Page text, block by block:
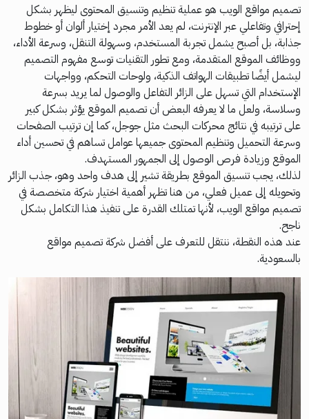
تصميم مواقع الويب هو عملية تنظيم وتنسيق المحتوى ليظهر بشكل
إحترافي وتفاعلي عبر الإنترنت، لم يعد الأمر مجرد إختيار ألوان أو خطوط
جذابة، بل أصبح يشمل تجربة المستخدم، وسهولة التنقل، وسرعة الأداء،
ووظائف الموقع المتقدمة، ومع تطور التقنيات توسع مفهوم التصميم
ليشمل أيضًا تطبيقات الهواتف الذكية، ولوحات التحكم، وواجهات
الإستخدام التي تسهل على الزائر التفاعل والوصول لما يريد بسرعة
وسلاسة، ولعل ما لا يعرفه البعض أن تصميم الموقع يؤثر بشكل كبير
على ترتيبه في نتائج محركات البحث مثل جوجل، كما إن ترتيب الصفحات
وسرعة التحميل وتنظيم المحتوى جميعها عوامل تساهم في تحسين أداء
الموقع وزيادة فرص الوصول إلى الجمهور المستهدف.
لذلك، يجب تنسيق الموقع بطريقة تشير إلى هدف واحد وهو، جذب الزائر
وتحويله إلى عميل فعلي، من هنا تظهر أهمية اختيار شركة متخصصة في
تصميم مواقع الويب، لأنها تمتلك القدرة على تنفيذ هذا التكامل بشكل
ناجح.
عند هذه النقطة، ننتقل للتعرف على أفضل شركة تصميم مواقع
بالسعودية.